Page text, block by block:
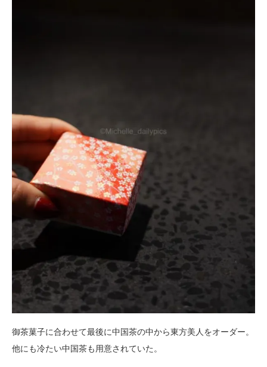
御茶菓子に合わせて最後に中国茶の中から東方美人をオーダー。
他にも冷たい中国茶も用意されていた。